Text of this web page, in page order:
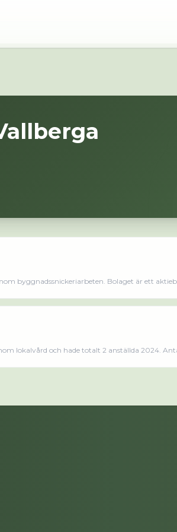
byggnadssnickeriarbeten. Bolaget är ett
lokalvård och hade totalt 2 anställda 2024.